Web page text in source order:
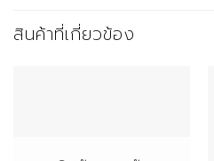
สินค้าที่เกี่ยวข้อง